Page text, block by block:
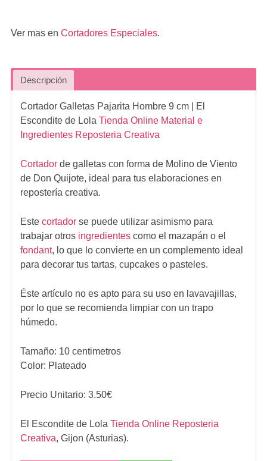
Ver mas en Cortadores Especiales.
Descripción
Cortador Galletas Pajarita Hombre 9 cm| El
Escondite de Lola Tienda Online Material e
Ingredientes Reposteria Creativa
Cortadorde galletas con forma de Molino de Viento
de Don Quijote, ideal para tus elaboraciones en
repostería creativa.
Este cortadorse puede utilizar asimismo para
trabajar otros ingredientescomo el mazapán o el
fondant, lo que lo convierte en un complemento ideal
para decorar tus tartas, cupcakes o pasteles.
Éste artículo no es apto para su uso en lavavajillas,
por lo que se recomienda limpiar con un trapo
húmedo.
Tamaño: 10 centimetros
Color: Plateado
Precio Unitario: 3.50€
El Escondite de Lola Tienda Online Reposteria
Creativa, Gijon (Asturias).